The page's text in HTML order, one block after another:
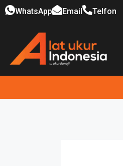
WhatsApp Email Telfon